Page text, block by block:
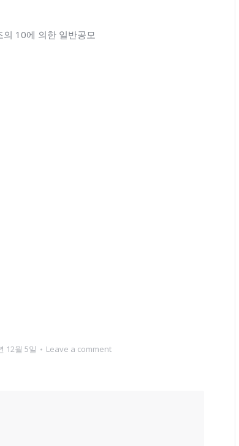
10에 의한 일반공모
12월 5일 Leave a comment